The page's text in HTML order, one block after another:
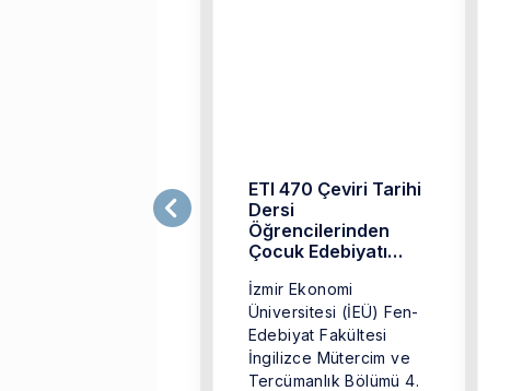
ETI 470 Çeviri Tarihi
Dersi
Öğrencilerinden
Çocuk Edebiyatı
Üzerine Poster
Sergisi
İzmir Ekonomi
Üniversitesi (İEÜ) Fen-
Edebiyat Fakültesi
İngilizce Mütercim ve
Tercümanlık Bölümü 4.